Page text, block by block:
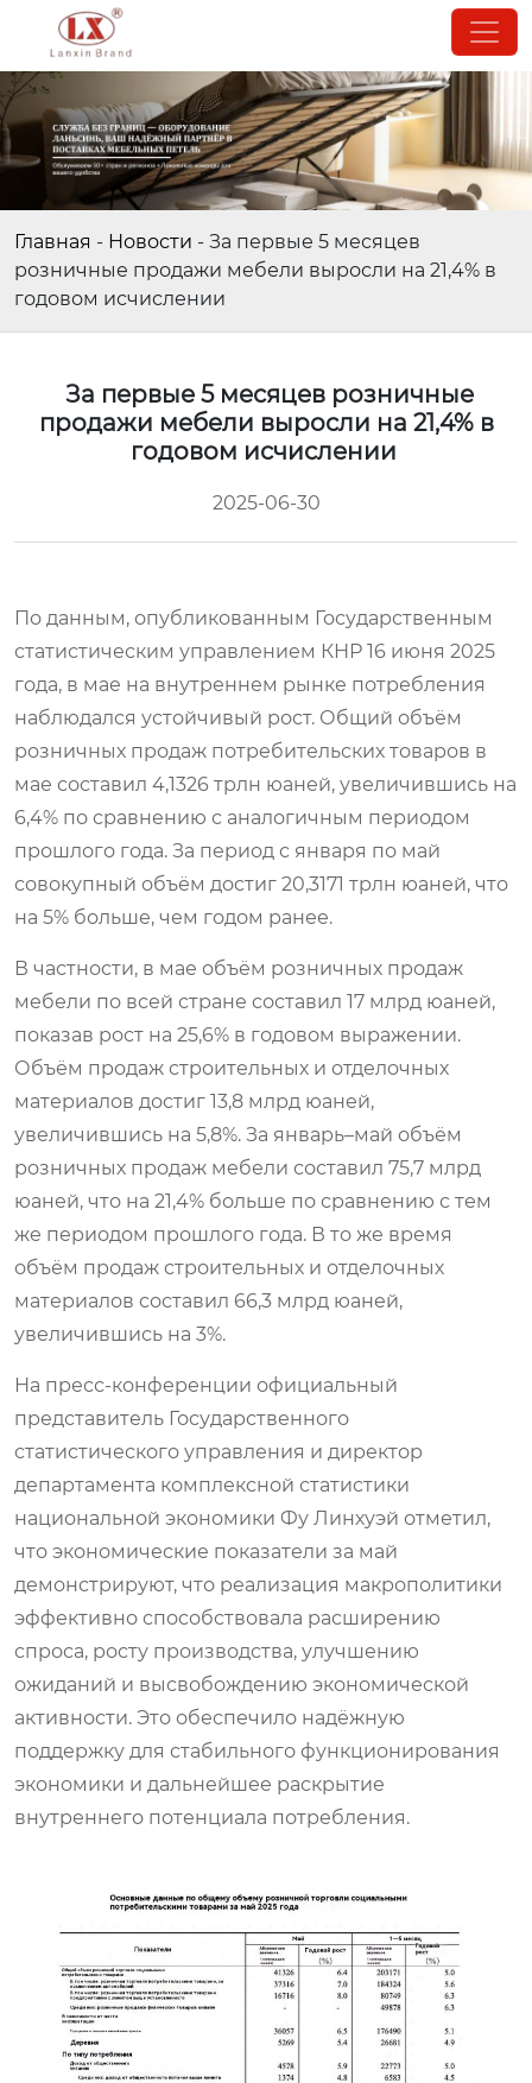
Главная - Новости - За первые 5 месяцев
розничные продажи мебели выросли на 21,4% в
годовом исчислении
За первые 5 месяцев розничные
продажи мебели выросли на 21,4% в
годовом исчислении
2025-06-30
По данным, опубликованным Государственным
статистическим управлением КНР 16 июня 2025
года, в мае на внутреннем рынке потребления
наблюдался устойчивый рост. Общий объём
розничных продаж потребительских товаров в
мае составил 4,1326 трлн юаней, увеличившись на
6,4% по сравнению с аналогичным периодом
прошлого года. За период с января по май
совокупный объём достиг 20,3171 трлн юаней, что
на 5% больше, чем годом ранее.
В частности, в мае объём розничных продаж
мебели по всей стране составил 17 млрд юаней,
показав рост на 25,6% в годовом выражении.
Объём продаж строительных и отделочных
материалов достиг 13,8 млрд юаней,
увеличившись на 5,8%. За январь–май объём
розничных продаж мебели составил 75,7 млрд
юаней, что на 21,4% больше по сравнению с тем
же периодом прошлого года. В то же время
объём продаж строительных и отделочных
материалов составил 66,3 млрд юаней,
увеличившись на 3%.
На пресс-конференции официальный
представитель Государственного
статистического управления и директор
департамента комплексной статистики
национальной экономики Фу Линхуэй отметил,
что экономические показатели за май
демонстрируют, что реализация макрополитики
эффективно способствовала расширению
спроса, росту производства, улучшению
ожиданий и высвобождению экономической
активности. Это обеспечило надёжную
поддержку для стабильного функционирования
экономики и дальнейшее раскрытие
внутреннего потенциала потребления.